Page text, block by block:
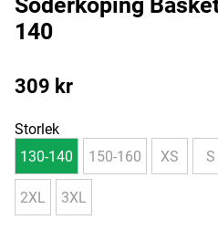
140
309 kr
Storlek
130-140
150-160 XS S
2XL 3XL